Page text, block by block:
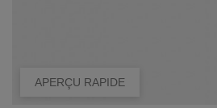
APERÇU RAPIDE